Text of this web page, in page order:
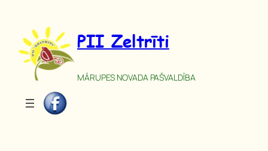
saturu
PII Zeltrīti
MĀRUPES NOVADA PAŠVALDĪBA